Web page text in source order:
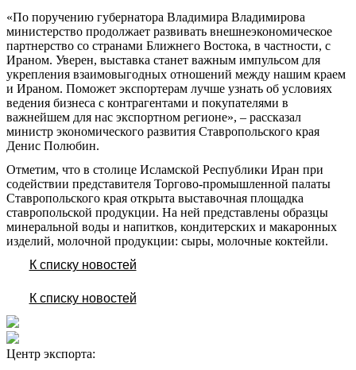
«По поручению губернатора Владимира Владимирова
министерство продолжает развивать внешнеэкономическое
партнерство со странами Ближнего Востока, в частности, с
Ираном. Уверен, выставка станет важным импульсом для
укрепления взаимовыгодных отношений между нашим краем
и Ираном. Поможет экспортерам лучше узнать об условиях
ведения бизнеса с контрагентами и покупателями в
важнейшем для нас экспортном регионе», – рассказал
министр экономического развития Ставропольского края
Денис Полюбин.
Отметим, что в столице Исламской Республики Иран при
содействии представителя Торгово-промышленной палаты
Ставропольского края открыта выставочная площадка
ставропольской продукции. На ней представлены образцы
минеральной воды и напитков, кондитерских и макаронных
изделий, молочной продукции: сыры, молочные коктейли.
К списку новостей
К списку новостей
Центр экспорта: